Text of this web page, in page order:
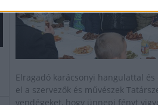
Elragadó karácsonyi hangulattal
el a szervezők és művészek
vendégeket, hogy ünnepi fényt